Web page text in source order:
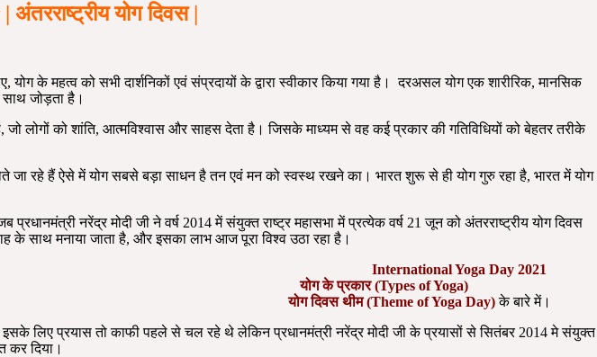
योग दिवस |
के महत्व को सभी दार्शनिकों एवं संप्रदायों के द्वारा स्वीकार किया गया है। दरअसल योग एक शारीरिक, मानसिक
जोड़ता है।
लोगों को शांति, आत्मविश्वास और साहस देता है। जिसके माध्यम से वह कई प्रकार की गतिविधियों को बेहतर तरीके
जा रहे हैं ऐसे में योग सबसे बड़ा साधन है तन एवं मन को स्वस्थ रखने का। भारत शुरू से ही योग गुरु रहा है, भारत में योग
नरेंद्र मोदी जी ने वर्ष 2014 में संयुक्त राष्ट्र महासभा में प्रत्येक वर्ष 21 जून को अंतरराष्ट्रीय योग दिवस
के साथ मनाया जाता है, और इसका लाभ आज पूरा विश्व उठा रहा है।
साथ ही जानेंगे :- International Yoga Day 2021
of Yoga) योग के प्रकार (Types of Yoga)
of Yoga)योग दिवस थीम (Theme of Yoga Day) के बारे में।
इसके लिए प्रयास तो काफी पहले से चल रहे थे लेकिन प्रधानमंत्री नरेंद्र मोदी जी के प्रयासों से सितंबर 2014 मे संयुक्त
कर दिया।